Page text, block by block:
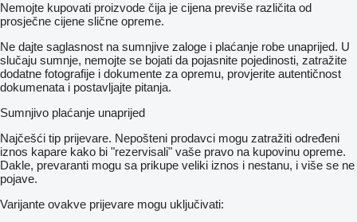
Nemojte kupovati proizvode čija je cijena previše različita od
prosječne cijene slične opreme.
Ne dajte saglasnost na sumnjive zaloge i plaćanje robe unaprijed. U
slučaju sumnje, nemojte se bojati da pojasnite pojedinosti, zatražite
dodatne fotografije i dokumente za opremu, provjerite autentičnost
dokumenata i postavljajte pitanja.
Sumnjivo plaćanje unaprijed
Najčešći tip prijevare. Nepošteni prodavci mogu zatražiti određeni
iznos kapare kako bi "rezervisali" vaše pravo na kupovinu opreme.
Dakle, prevaranti mogu sa prikupe veliki iznos i nestanu, i više se ne
pojave.
Varijante ovakve prijevare mogu uključivati: